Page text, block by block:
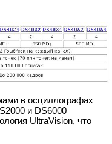
в осциллографах
и DS6000
UltraVision, что